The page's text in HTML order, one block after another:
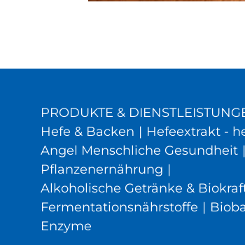
PRODUKTE &
Hefe & Backen | Hefeextrakt -
Angel Menschliche Gesundheit |
Pflanzenernährung |
Alkoholische Getränke &
Fermentationsnährstoffe |
Enzyme